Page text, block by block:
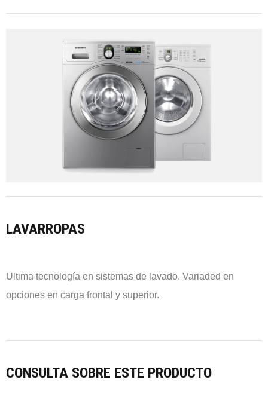
LAVARROPAS
Ultima tecnología en sistemas de lavado. Variaded en
opciones en carga frontal y superior.
CONSULTA SOBRE ESTE PRODUCTO